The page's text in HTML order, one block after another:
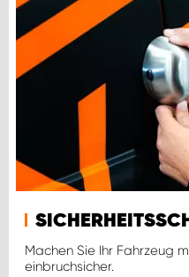
Machen Sie Ihr Fahrzeug
einbruchsicher.